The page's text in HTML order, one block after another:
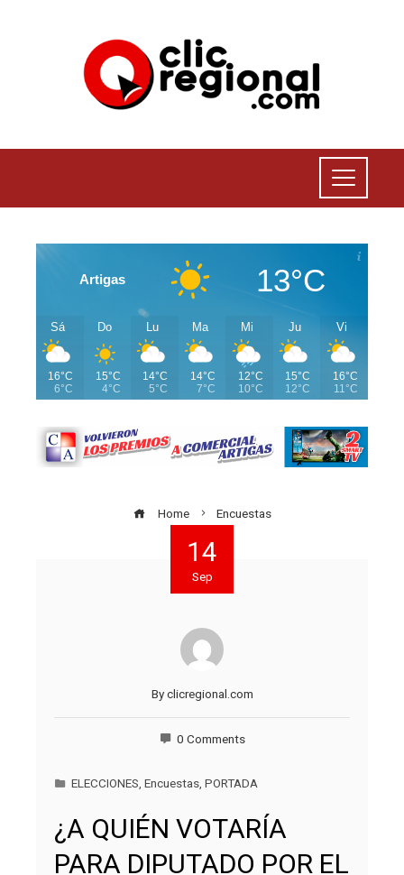
Artigas 13°C
Sá
16°C
6°C
Do
15°C
4°C
Lu
14°C
5°C
Ma
14°C
7°C
Mi
12°C
10°C
Ju
15°C
12°C
Vi
16°C
11°C
Home Encuestas
14
Sep
Byclicregional.com
0 Comments
ELECCIONES Encuestas PORTADA
¿A QUIÉN VOTARÍA
PARA DIPUTADO POR EL